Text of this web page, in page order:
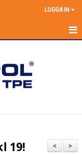
LOGGA IN
>
<
19!